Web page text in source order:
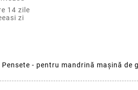
14 zile
zi
Pensete - pentru mandrină maşină de